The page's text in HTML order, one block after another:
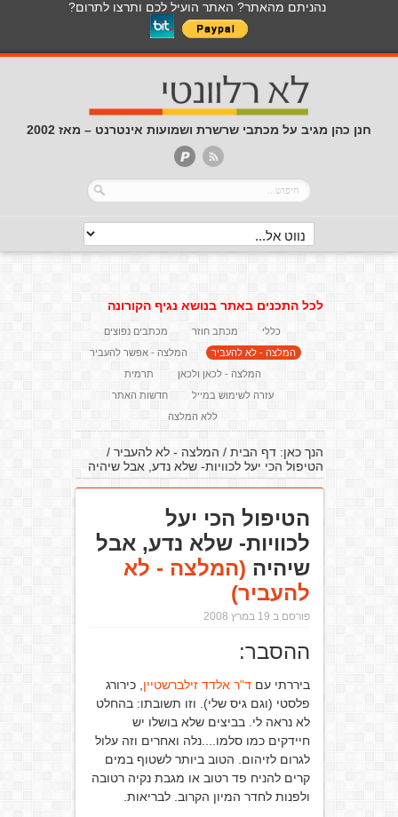
נהניתם מהאתר? האתר הועיל לכם ותרצו לתרום?
חנן כהן מגיב על מכתבי שרשרת ושמועות אינטרנט – מאז 2002
לכל התכנים באתר בנושא נגיף הקורונה
כללי מכתב חוזר
מכתבים נפוצים
המלצה - לא להעביר
המלצה - אפשר להעביר
המלצה - לכאן ולכאן
תרמית
עזרה לשימוש במייל
חדשות האתר
ללא המלצה
הנך כאן:דף הבית / המלצה - לא להעביר /
הטיפול הכי יעל לכוויות- שלא נדע, אבל שיהיה
הטיפול הכי יעל
לכוויות- שלא נדע, אבל
שיהיה (המלצה - לא
להעביר)
פורסם ב 19 במרץ 2008
ההסבר:
ביררתי עםד"ר אלדד זילברשטיין , כירורג
פלסטי (וגם גיס שלי). וזו תשובתו: בהחלט
לא נראה לי. בביצים שלא בושלו יש
חיידקים כמו סלמו....נלה ואחרים וזה עלול
לגרום לזיהום. הטוב ביותר לשטוף במים
קרים להניח פד רטוב או מגבת נקיה רטובה
ולפנות לחדר המיון הקרוב. לבריאות.